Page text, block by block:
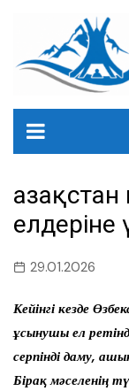
содержанию
елдеріне
29.01.2026
Кейінгі кезде
ұсынушы ел
серпінді даму,
Бірақ мәселенің